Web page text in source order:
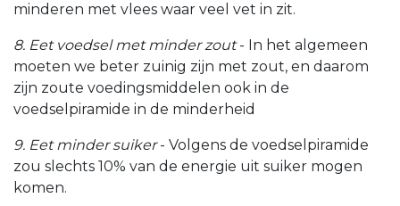
minderen met vlees waar veel vet in zit.
8. Eet voedsel met minder zout- In het algemeen
moeten we beter zuinig zijn met zout, en daarom
zijn zoute voedingsmiddelen ook in de
voedselpiramide in de minderheid
9. Eet minder suiker- Volgens de voedselpiramide
zou slechts 10% van de energie uit suiker mogen
komen.